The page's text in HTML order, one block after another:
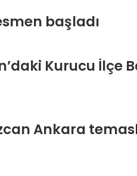
başladı
Kurucu İlçe
Ankara